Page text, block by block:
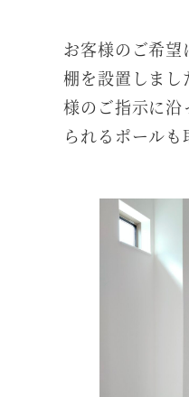
お客様のご希望
棚を設置しまし
様のご指示に沿
られるポールも